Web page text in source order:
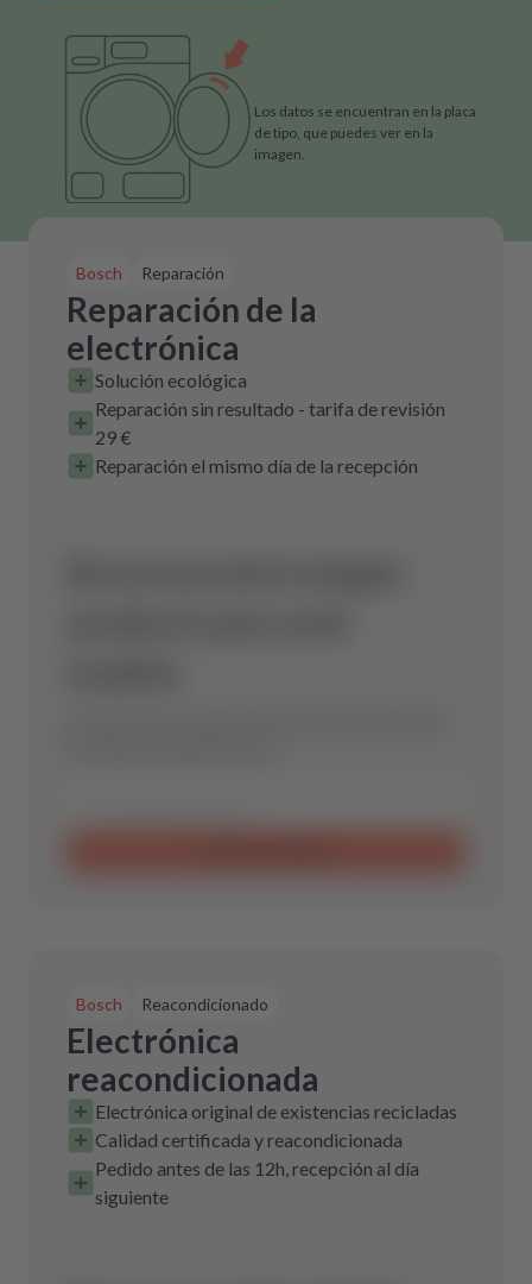
Los datos se encuentran en la placa
de tipo, que puedes ver en la
imagen.
Bosch Reparación
Reparación de la
electrónica
Solución ecológica
Reparación sin resultado - tarifa de revisión
29 €
Reparación el mismo día de la recepción
Bosch Reacondicionado
Electrónica
reacondicionada
Electrónica original de existencias recicladas
Calidad certificada y reacondicionada
Pedido antes de las 12h, recepción al día
siguiente